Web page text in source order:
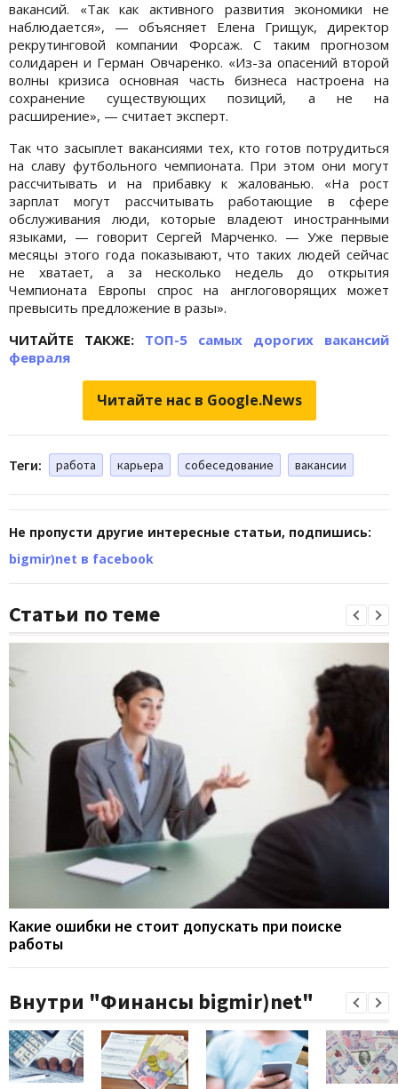
вакансий. «Так как активного развития экономики не
наблюдается», — объясняет Елена Грищук, директор
рекрутинговой компании Форсаж. С таким прогнозом
солидарен и Герман Овчаренко. «Из-за опасений второй
волны кризиса основная часть бизнеса настроена на
сохранение существующих позиций, а не на
расширение», — считает эксперт.
Так что засыплет вакансиями тех, кто готов потрудиться
на славу футбольного чемпионата. При этом они могут
рассчитывать и на прибавку к жалованью. «На рост
зарплат могут рассчитывать работающие в сфере
обслуживания люди, которые владеют иностранными
языками, — говорит Сергей Марченко. — Уже первые
месяцы этого года показывают, что таких людей сейчас
не хватает, а за несколько недель до открытия
Чемпионата Европы спрос на англоговорящих может
превысить предложение в разы».
ЧИТАЙТЕ ТАКЖЕ: ТОП-5 самых дорогих вакансий
февраля
Читайте нас в Google.News
Теги: работа карьера собеседование вакансии
Не пропусти другие интересные статьи, подпишись:
bigmir)net в facebook
Статьи по теме
Какие ошибки не стоит допускать при поиске
работы
Внутри "Финансы bigmir)net"